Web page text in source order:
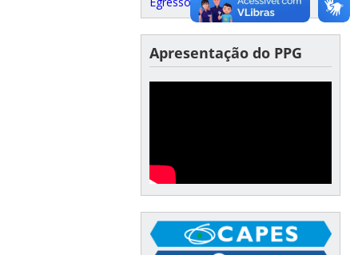
Apresentação do PPG